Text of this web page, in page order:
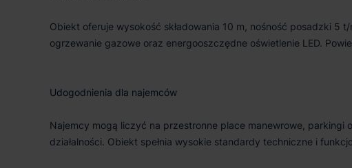
Obiekt oferuje wysokość składowania 10 m, nośność posadzki 5
ogrzewanie gazowe oraz energooszczędne oświetlenie LED.
Udogodnienia dla najemców
Najemcy mogą liczyć na przestronne place manewrowe,
działalności. Obiekt spełnia wysokie standardy techniczne i